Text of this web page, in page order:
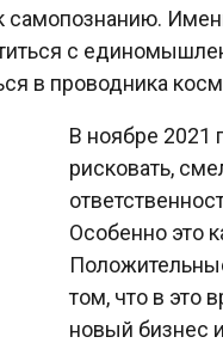
с
в проводника
В ноябре 2021
рисковать,
Особенно это
том, что в это
новый бизнес